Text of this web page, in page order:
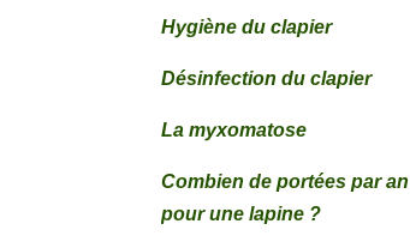
Hygiène du clapier
Désinfection du clapier
La myxomatose
Combien de portées par an
pour une lapine ?